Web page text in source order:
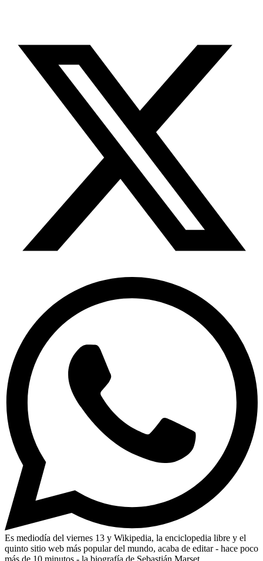
Es mediodía del viernes 13 y Wikipedia, la enciclopedia libre y el
quinto sitio web más popular del mundo, acaba de editar - hace poco
más de 10 minutos - la biografía de Sebastián Marset.